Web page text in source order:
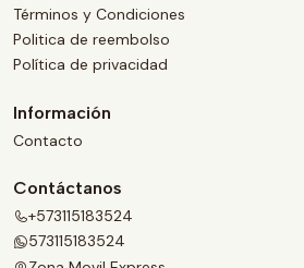
Términos y Condiciones
Politica de reembolso
Política de privacidad
Información
Contacto
Contáctanos
+573115183524
573115183524